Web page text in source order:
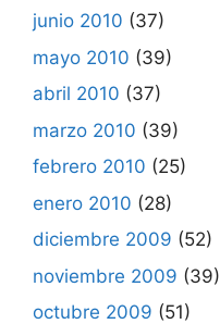
junio 2010 (37)
mayo 2010 (39)
abril 2010 (37)
marzo 2010 (39)
febrero 2010 (25)
enero 2010 (28)
diciembre 2009 (52)
noviembre 2009 (39)
octubre 2009 (51)